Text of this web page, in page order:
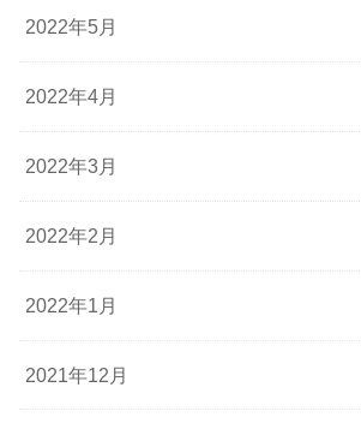
2022年5月
2022年4月
2022年3月
2022年2月
2022年1月
2021年12月